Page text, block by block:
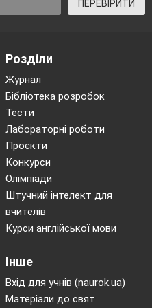
зрозуміємо як
вами іноді будемо
очки на хвилинки-
розпочати з
ПЕРЕВІРИТИ
Розділи
Журнал
Бібліотека розробок
Тести
Лабораторні роботи
Проєкти
Конкурси
Олімпіади
Штучний інтелект для
вчителів
Курси англійської мови
Інше
Вхід для учнів (naurok.ua)
Матеріали до свят